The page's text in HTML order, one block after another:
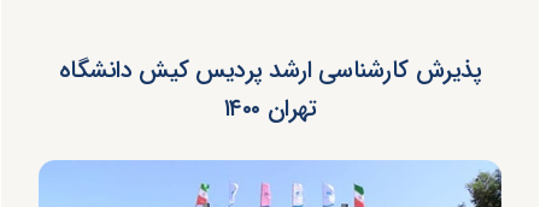
پذیرش کارشناسی ارشد پردیس کیش دانشگاه
تهران ۱۴۰۰